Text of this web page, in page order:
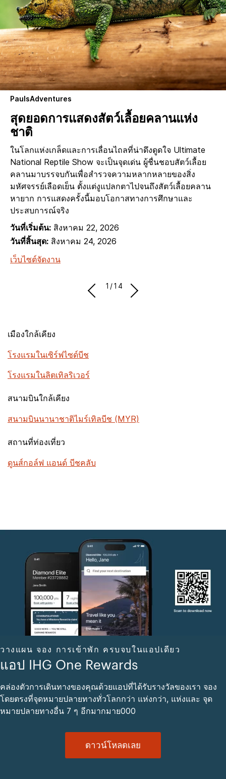
PaulsAdventures
สุดยอดการแสดงสัตว์เลื้อยคลานแห่ง
ชาติ
ในโลกแห่งเกล็ดและการเลื่อนไถลที่น่าดึงดูดใจ Ultimate
National Reptile Show จะเป็นจุดเด่น ผู้ชื่นชอบสัตว์เลื้อย
คลานมาบรรจบกันเพื่อสำรวจความหลากหลายของสิ่ง
มหัศจรรย์เลือดเย็น ตั้งแต่งูแปลกตาไปจนถึงสัตว์เลื้อยคลาน
หายาก การแสดงครั้งนี้มอบโอกาสทางการศึกษาและ
ประสบการณ์จริง
วันที่เริ่มต้น: สิงหาคม 22, 2026
วันที่สิ้นสุด: สิงหาคม 24, 2026
เว็บไซต์จัดงาน
1/14
เมืองใกล้เคียง
โรงแรมในเซิร์ฟไซด์บีช
โรงแรมในลิตเทิลริเวอร์
สนามบินใกล้เคียง
สนามบินนานาชาติไมร์เทิลบีช (MYR)
สถานที่ท่องเที่ยว
ดูนส์กอล์ฟ แอนด์ บีชคลับ
วางแผน จอง การเข้าพัก ครบจบในแอปเดียว
แอป IHG One Rewards
คล่องตัวการเดินทางของคุณด้วยแอปที่ได้รับรางวัลของเรา จอง
โดยตรงที่จุดหมายปลายทางทั่วโลกกว่า แห่งกว่า, แห่งและ จุด
หมายปลายทางอื่น 7 ๆ อีกมากมาย000
ดาวน์โหลดเลย